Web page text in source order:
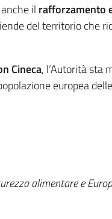
il rafforzamento
del territorio che
Cineca, l’Autorità sta
europea
alimentare e